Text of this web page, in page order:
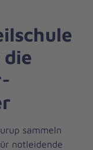
sammeln
notleidende